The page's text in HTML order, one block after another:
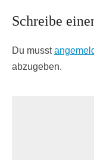
Schreibe
Du musst
abzugeben.